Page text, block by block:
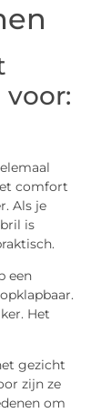
comfort
Als je
is
een
Het
gezicht
zijn ze
om